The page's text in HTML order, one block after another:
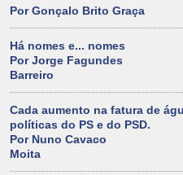
Por Gonçalo Brito Graça
Há nomes e... nomes
Por Jorge Fagundes
Barreiro
Cada aumento na fatura de
políticas do PS e do PSD.
Por Nuno Cavaco
Moita